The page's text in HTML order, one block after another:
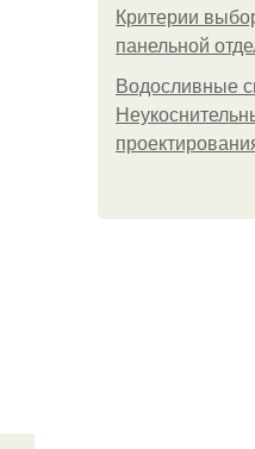
Критерии
панельной
Водосливные